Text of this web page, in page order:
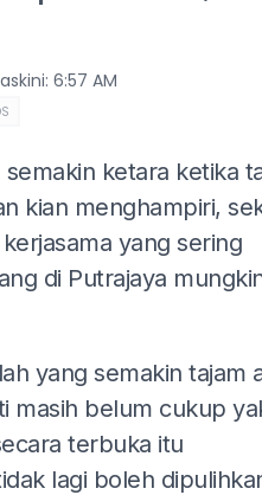
: 6:57 AM
ketara ketika
kian menghampiri,
yang sering
di Putrajaya
yang semakin tajam
masih belum cukup
terbuka itu
lagi boleh